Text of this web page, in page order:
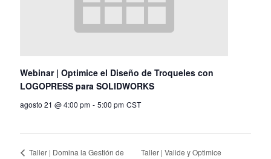
Webinar | Optimice el Diseño de Troqueles con
LOGOPRESS para SOLIDWORKS
agosto 21 @ 4:00 pm - 5:00 pm CST
Taller | Domina la Gestión de
Taller | Valide y Optimice